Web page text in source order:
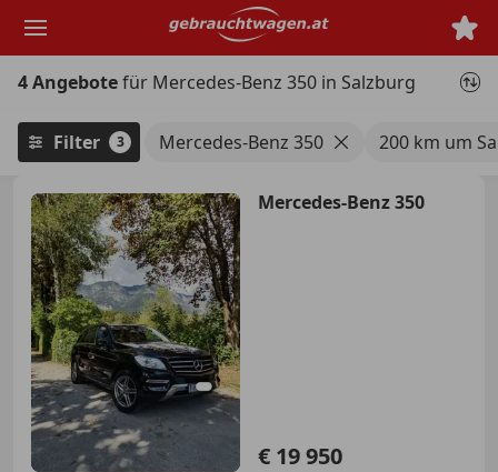
Hauptinhalt
4 Angebotefür Mercedes-Benz 350 in Salzburg
Filter 3 Mercedes-Benz 350 200 km um
Mercedes-Benz 350
€ 19 950